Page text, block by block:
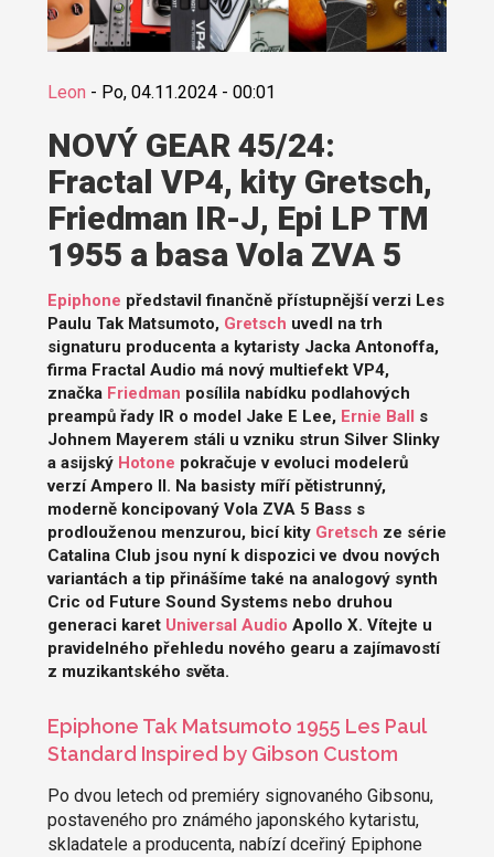
Leon - Po, 04.11.2024 - 00:01
NOVÝ GEAR 45/24:
Fractal VP4, kity Gretsch,
Friedman IR-J, Epi LP TM
1955 a basa Vola ZVA 5
Epiphone představil finančně přístupnější verzi Les
Paulu Tak Matsumoto, Gretsch uvedl na trh
signaturu producenta a kytaristy Jacka Antonoffa,
firma Fractal Audio má nový multiefekt VP4,
značka Friedman posílila nabídku podlahových
preampů řady IR o model Jake E Lee, Ernie Ball s
Johnem Mayerem stáli u vzniku strun Silver Slinky
a asijský Hotone pokračuje v evoluci modelerů
verzí Ampero II. Na basisty míří pětistrunný,
moderně koncipovaný Vola ZVA 5 Bass s
prodlouženou menzurou, bicí kity Gretsch ze série
Catalina Club jsou nyní k dispozici ve dvou nových
variantách a tip přinášíme také na analogový synth
Cric od Future Sound Systems nebo druhou
generaci karet Universal Audio Apollo X. Vítejte u
pravidelného přehledu nového gearu a zajímavostí
z muzikantského světa.
Epiphone Tak Matsumoto 1955 Les Paul
Standard Inspired by Gibson Custom
Po dvou letech od premiéry signovaného Gibsonu,
postaveného pro známého japonského kytaristu,
skladatele a producenta, nabízí dceřiný Epiphone